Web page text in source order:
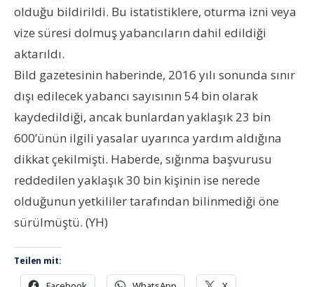
olduğu bildirildi. Bu istatistiklere, oturma izni veya
vize süresi dolmuş yabancıların dahil edildiği
aktarıldı.
Bild gazetesinin haberinde, 2016 yılı sonunda sınır
dışı edilecek yabancı sayısının 54 bin olarak
kaydedildiği, ancak bunlardan yaklaşık 23 bin
600’ünün ilgili yasalar uyarınca yardım aldığına
dikkat çekilmişti. Haberde, sığınma başvurusu
reddedilen yaklaşık 30 bin kişinin ise nerede
olduğunun yetkililer tarafından bilinmediği öne
sürülmüştü. (YH)
Teilen mit: